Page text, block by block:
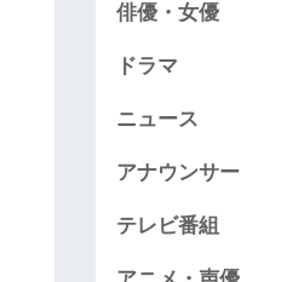
俳優・女優
ドラマ
ニュース
アナウンサー
テレビ番組